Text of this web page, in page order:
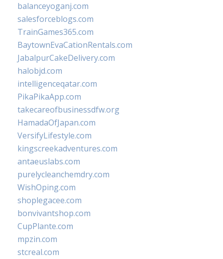
balanceyoganj.com
salesforceblogs.com
TrainGames365.com
BaytownEvaCationRentals.com
JabalpurCakeDelivery.com
halobjd.com
intelligenceqatar.com
PikaPikaApp.com
takecareofbusinessdfw.org
HamadaOfJapan.com
VersifyLifestyle.com
kingscreekadventures.com
antaeuslabs.com
purelycleanchemdry.com
WishOping.com
shoplegacee.com
bonvivantshop.com
CupPlante.com
mpzin.com
stcreal.com